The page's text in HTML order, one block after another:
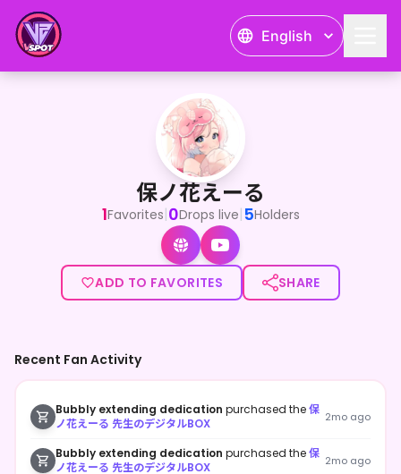
English
保ノ花えーる
<p>IRIAMで配信中、オギャれる現役保育士ライバーの保ノ
保ノ花えーる
1Favorites|0Drops live|5Holders
ADD TO FAVORITES SHARE
Recent Fan Activity
Bubbly extending dedication purchased the保
ノ花えーる 先生のデジタルBOX
2mo ago
Bubbly extending dedication purchased the保
ノ花えーる 先生のデジタルBOX
2mo ago